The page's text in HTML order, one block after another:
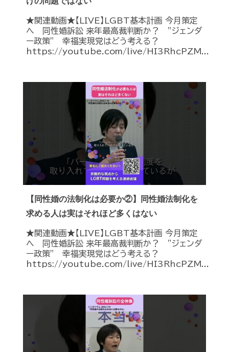
★関連動画★【LIVE】LGBT基本計画 今月策定
へ 同性婚訴訟 来年最高裁判断か？ ”ジェンダ
ー政策” 幸福実現党はどう考える？
https://youtube.com/live/HI3RhcPZM...
【同性婚の法制化は必要か②】同性婚法制化を
求める人は実はそれほど多くはない
★関連動画★【LIVE】LGBT基本計画 今月策定
へ 同性婚訴訟 来年最高裁判断か？ ”ジェンダ
ー政策” 幸福実現党はどう考える？
https://youtube.com/live/HI3RhcPZM...